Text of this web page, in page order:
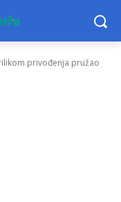
privođenja pružao